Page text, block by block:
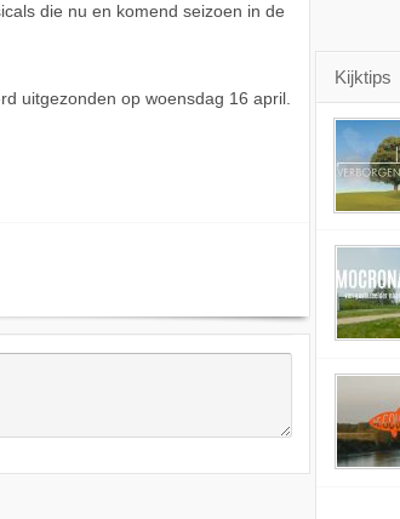
die nu en komend seizoen in de
uitgezonden op woensdag 16 april.
Kijktips